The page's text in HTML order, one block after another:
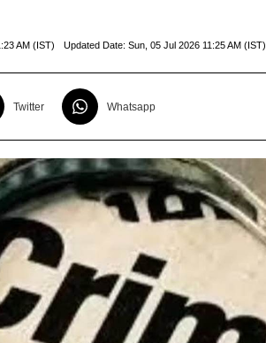
AM (IST) Updated Date: Sun, 05 Jul 2026 11:25 AM (IST)
Twitter Whatsapp